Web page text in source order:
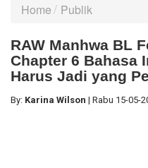
Home Publik
RAW Manhwa BL
Chapter 6 Bahasa
Harus Jadi yang
By: Karina Wilson | Rabu 15-05-